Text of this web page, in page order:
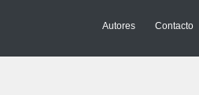
Autores Contacto